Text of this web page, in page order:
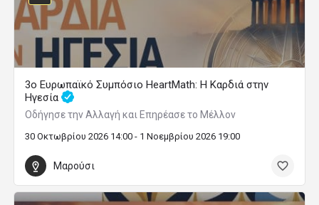
3ο Ευρωπαϊκό Συμπόσιο HeartMath: Η Καρδιά στην
Ηγεσία
Οδήγησε την Αλλαγή και Επηρέασε το Μέλλον
30 Οκτωβρίου 2026 14:00 - 1 Νοεμβρίου 2026 19:00
Μαρούσι